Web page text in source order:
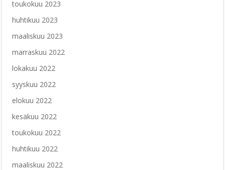
toukokuu 2023
huhtikuu 2023
maaliskuu 2023
marraskuu 2022
lokakuu 2022
syyskuu 2022
elokuu 2022
kesäkuu 2022
toukokuu 2022
huhtikuu 2022
maaliskuu 2022